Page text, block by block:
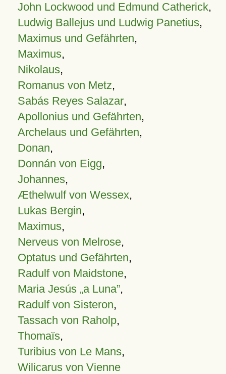
John Lockwood und Edmund Catherick,
Ludwig Ballejus und Ludwig Panetius,
Maximus und Gefährten,
Maximus,
Nikolaus,
Romanus von Metz,
Sabás Reyes Salazar,
Apollonius und Gefährten,
Archelaus und Gefährten,
Donan,
Donnán von Eigg,
Johannes,
Æthelwulf von Wessex,
Lukas Bergin,
Maximus,
Nerveus von Melrose,
Optatus und Gefährten,
Radulf von Maidstone,
Maria Jesús „a Luna”,
Radulf von Sisteron,
Tassach von Raholp,
Thomaïs,
Turibius von Le Mans,
Wilicarus von Vienne